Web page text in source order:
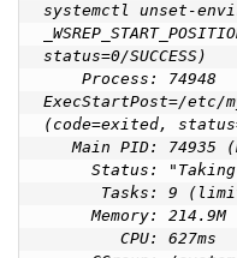
systemctl unset-
status=0/SUCCESS)
ExecStartPost=/etc/
(code=exited,
   Main PID: 74935 (mariadbd)
     Memory: 214.9M